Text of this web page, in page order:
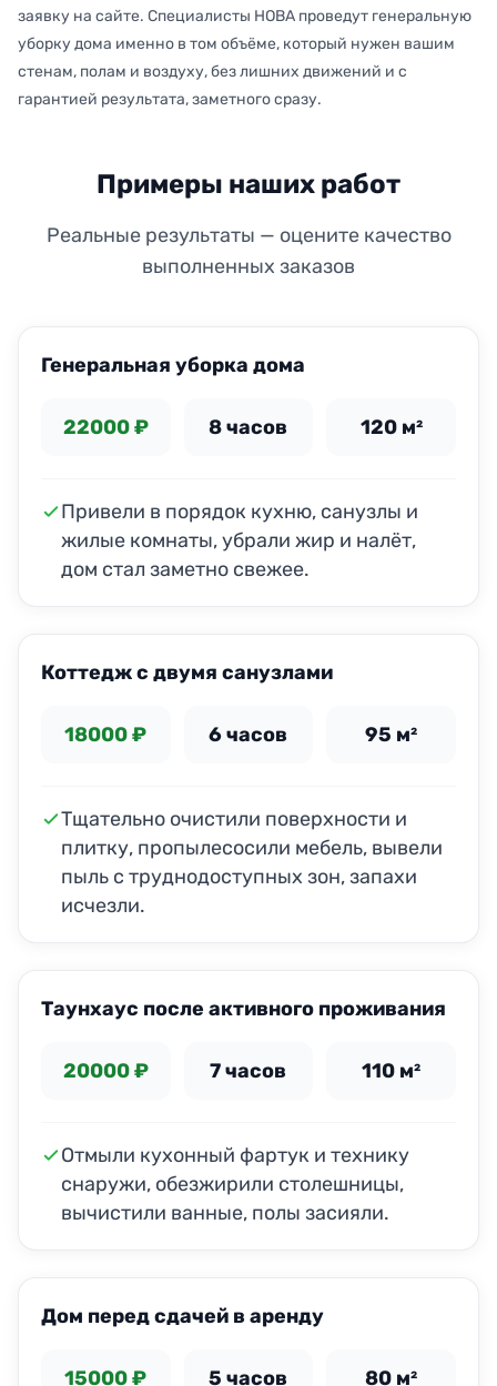
заявку на сайте. Специалисты НОВА проведут генеральную
уборку дома именно в том объёме, который нужен вашим
стенам, полам и воздуху, без лишних движений и с
гарантией результата, заметного сразу.
Примеры наших работ
Реальные результаты — оцените качество
выполненных заказов
Генеральная уборка дома
22000 ₽ 8 часов 120 м²
Привели в порядок кухню, санузлы и
жилые комнаты, убрали жир и налёт,
дом стал заметно свежее.
Коттедж с двумя санузлами
18000 ₽ 6 часов 95 м²
Тщательно очистили поверхности и
плитку, пропылесосили мебель, вывели
пыль с труднодоступных зон, запахи
исчезли.
Таунхаус после активного проживания
20000 ₽ 7 часов 110 м²
Отмыли кухонный фартук и технику
снаружи, обезжирили столешницы,
вычистили ванные, полы засияли.
Дом перед сдачей в аренду
15000 ₽ 5 часов 80 м²